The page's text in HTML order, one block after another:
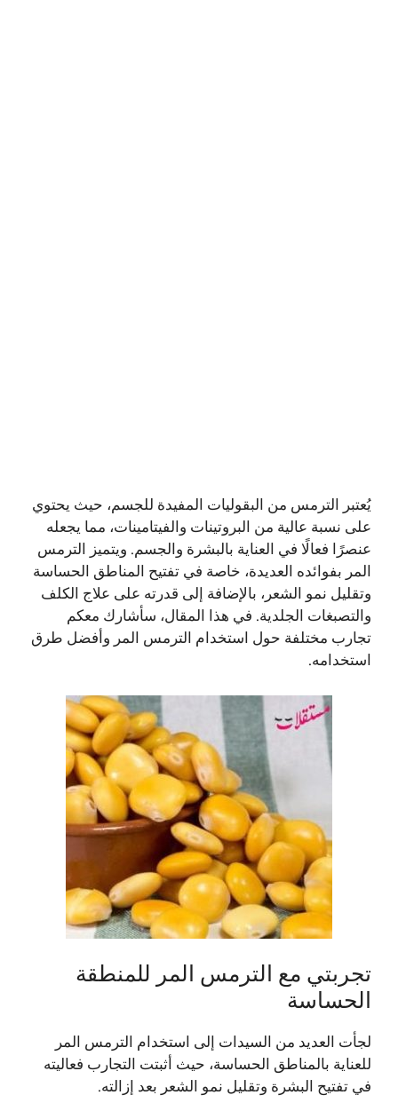
يُعتبر الترمس من البقوليات المفيدة للجسم، حيث يحتوي
على نسبة عالية من البروتينات والفيتامينات، مما يجعله
عنصرًا فعالًا في العناية بالبشرة والجسم. ويتميز الترمس
المر بفوائده العديدة، خاصة في تفتيح المناطق الحساسة
وتقليل نمو الشعر، بالإضافة إلى قدرته على علاج الكلف
والتصبغات الجلدية. في هذا المقال، سأشارك معكم
تجارب مختلفة حول استخدام الترمس المر وأفضل طرق
استخدامه.
تجربتي مع الترمس المر للمنطقة
الحساسة
لجأت العديد من السيدات إلى استخدام الترمس المر
للعناية بالمناطق الحساسة، حيث أثبتت التجارب فعاليته
في تفتيح البشرة وتقليل نمو الشعر بعد إزالته.